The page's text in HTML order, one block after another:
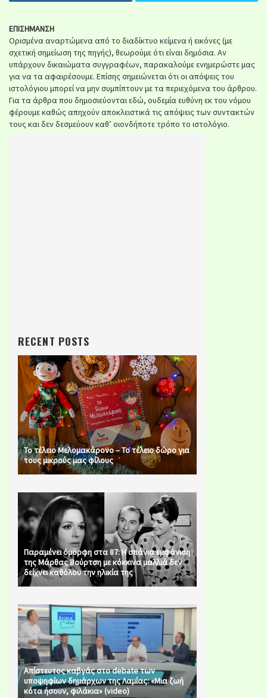
ΕΠΙΣΗΜΑΝΣΗ
Ορισμένα αναρτώμενα από το διαδίκτυο κείμενα ή εικόνες (με
σχετική σημείωση της πηγής), θεωρούμε ότι είναι δημόσια. Αν
υπάρχουν δικαιώματα συγγραφέων, παρακαλούμε ενημερώστε μας
για να τα αφαιρέσουμε. Επίσης σημειώνεται ότι οι απόψεις του
ιστολόγιου μπορεί να μην συμπίπτουν με τα περιεχόμενα του άρθρου.
Για τα άρθρα που δημοσιεύονται εδώ, ουδεμία ευθύνη εκ του νόμου
φέρουμε καθώς απηχούν αποκλειστικά τις απόψεις των συντακτών
τους και δεν δεσμεύουν καθ’ οιονδήποτε τρόπο το ιστολόγιο.
RECENT POSTS
Το τέλειο Μελομακάρονο – Το τέλειο δώρο για
τους μικρούς μας φίλους
Παραμένει όμορφη στα 87: Η σπάνια εμφάνιση
της Μάρθας Βούρτση με κόκκινα μαλλιά δεν
δείχνει καθόλου την ηλικία της
Απίστευτος καβγάς στο debate των
υποψηφίων δημάρχων της Λαμίας: «Μια ζωή
κότα ήσουν, φιλάκια» (video)